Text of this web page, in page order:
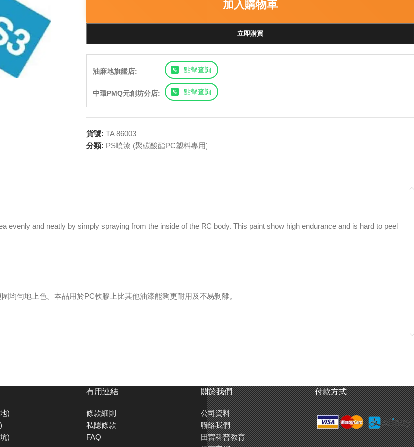
加入購物車
立即購買
油麻地旗艦店: 點擊查詢
中環PMQ元創坊分店: 點擊查詢
貨號: TA 86003
分類: PS噴漆 (聚碳酸酯PC塑料專用)
evenly and neatly by simply spraying from the inside of the RC body. This paint show high endurance and is hard to peel
均勻地上色。本品用於PC軟膠上比其他油漆能夠更耐用及不易剝離。
)
)
有用連結
條款細則
私隱條款
FAQ
關於我們
公司資料
聯絡我們
田宮科普教育
付款方式